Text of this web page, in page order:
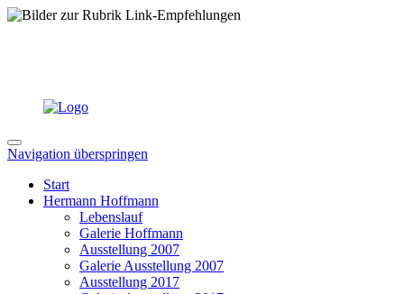
Navigation überspringen
Start
Hermann Hoffmann
Lebenslauf
Galerie Hoffmann
Ausstellung 2007
Galerie Ausstellung 2007
Ausstellung 2017